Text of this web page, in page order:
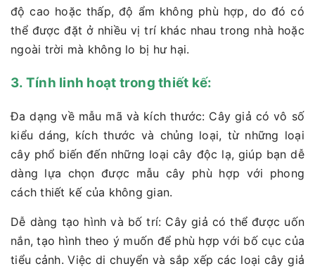
độ cao hoặc thấp, độ ẩm không phù hợp, do đó có
thể được đặt ở nhiều vị trí khác nhau trong nhà hoặc
ngoài trời mà không lo bị hư hại.
3. Tính linh hoạt trong thiết kế:
Đa dạng về mẫu mã và kích thước: Cây giả có vô số
kiểu dáng, kích thước và chủng loại, từ những loại
cây phổ biến đến những loại cây độc lạ, giúp bạn dễ
dàng lựa chọn được mẫu cây phù hợp với phong
cách thiết kế của không gian.
Dễ dàng tạo hình và bố trí: Cây giả có thể được uốn
nắn, tạo hình theo ý muốn để phù hợp với bố cục của
tiểu cảnh. Việc di chuyển và sắp xếp các loại cây giả